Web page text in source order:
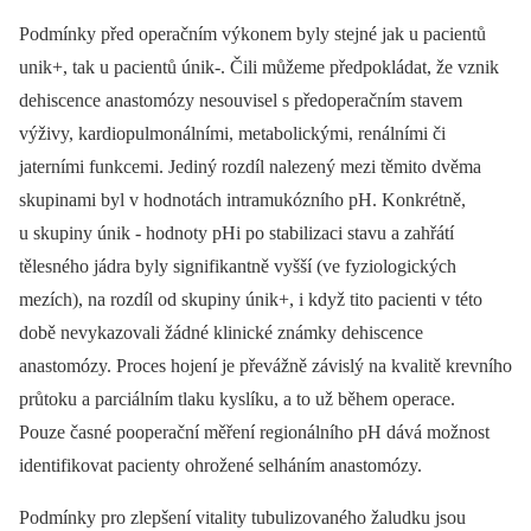
Podmínky před operačním výkonem byly stejné jak u pacientů
unik+, tak u pacientů únik-. Čili můžeme předpokládat, že vznik
dehiscence anastomózy nesouvisel s předoperačním stavem
výživy, kardiopulmonálními, metabolickými, renálními či
jaterními funkcemi. Jediný rozdíl nalezený mezi těmito dvěma
skupinami byl v hodnotách intramukózního pH. Konkrétně,
u skupiny únik -⁠ hodnoty pHi po stabilizaci stavu a zahřátí
tělesného jádra byly signifikantně vyšší (ve fyziologických
mezích), na rozdíl od skupiny únik+, i když tito pacienti v této
době nevykazovali žádné klinické známky dehiscence
anastomózy. Proces hojení je převážně závislý na kvalitě krevního
průtoku a parciálním tlaku kyslíku, a to už během operace.
Pouze časné pooperační měření regionálního pH dává možnost
identifikovat pacienty ohrožené selháním anastomózy.
Podmínky pro zlepšení vitality tubulizovaného žaludku jsou